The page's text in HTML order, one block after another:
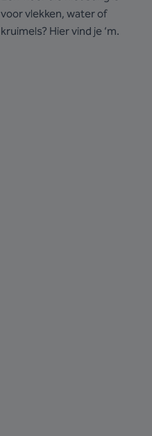
voor vlekken, water of
kruimels? Hier vind je ‘m.